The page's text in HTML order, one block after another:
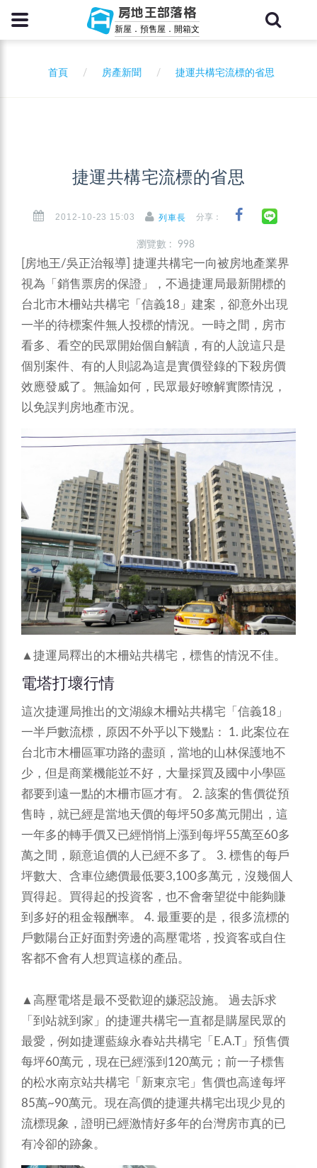
房地王部落格
新屋．預售屋．開箱文
首頁 房產新聞 捷運共構宅流標的省思
捷運共構宅流標的省思
2012-10-23 15:03 列車長 分享：
瀏覽數 : 998
[房地王/吳正治報導] 捷運共構宅一向被房地產業界
視為「銷售票房的保證」，不過捷運局最新開標的
台北市木柵站共構宅「信義18」建案，卻意外出現
一半的待標案件無人投標的情況。一時之間，房市
看多、看空的民眾開始個自解讀，有的人說這只是
個別案件、有的人則認為這是實價登錄的下殺房價
效應發威了。無論如何，民眾最好暸解實際情況，
以免誤判房地產市況。
▲捷運局釋出的木柵站共構宅，標售的情況不佳。
電塔打壞行情
這次捷運局推出的文湖線木柵站共構宅「信義18」
一半戶數流標，原因不外乎以下幾點： 1. 此案位在
台北市木柵區軍功路的盡頭，當地的山林保護地不
少，但是商業機能並不好，大量採買及國中小學區
都要到遠一點的木柵市區才有。 2. 該案的售價從預
售時，就已經是當地天價的每坪50多萬元開出，這
一年多的轉手價又已經悄悄上漲到每坪55萬至60多
萬之間，願意追價的人已經不多了。 3. 標售的每戶
坪數大、含車位總價最低要3,100多萬元，沒幾個人
買得起。買得起的投資客，也不會奢望從中能夠賺
到多好的租金報酬率。 4. 最重要的是，很多流標的
戶數陽台正好面對旁邊的高壓電塔，投資客或自住
客都不會有人想買這樣的產品。
▲高壓電塔是最不受歡迎的嫌惡設施。 過去訴求
「到站就到家」的捷運共構宅一直都是購屋民眾的
最愛，例如捷運藍線永春站共構宅「E.A.T」預售價
每坪60萬元，現在已經漲到120萬元；前一子標售
的松水南京站共構宅「新東京宅」售價也高達每坪
85萬~90萬元。現在高價的捷運共構宅出現少見的
流標現象，證明已經激情好多年的台灣房市真的已
有冷卻的跡象。